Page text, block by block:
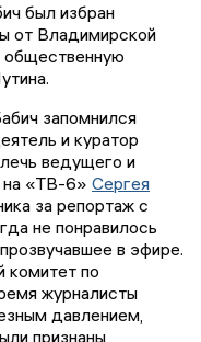
был избран
от Владимирской
общественную
запомнился
и куратор
ведущего и
на «ТВ-6» Сергея
за репортаж с
не понравилось
в эфире.
комитет по
журналисты
давлением,
признаны